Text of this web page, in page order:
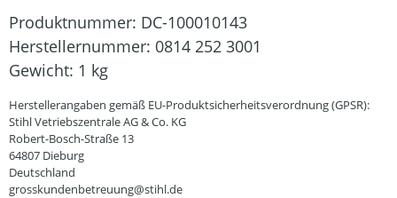
Produktnummer: DC-100010143
Herstellernummer: 0814 252 3001
Gewicht: 1 kg
Herstellerangaben gemäß EU-Produktsicherheitsverordnung (GPSR):
Stihl Vetriebszentrale AG & Co. KG
Robert-Bosch-Straße 13
64807 Dieburg
Deutschland
grosskundenbetreuung@stihl.de